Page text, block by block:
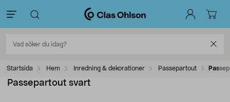
Startsida Hem Inredning & dekorationer Passepartout
Passepartout svart